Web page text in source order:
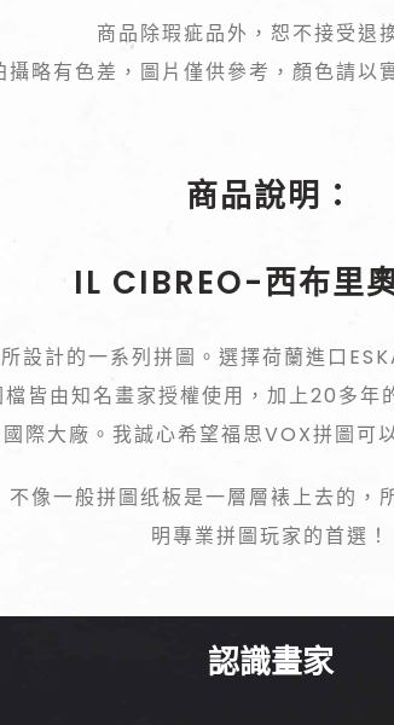
商品除瑕疵品外，恕不接受退
攝略有色差，圖片僅供參考，顏色請以
商品說明：
IL CIBREO-西布里
設計的一系列拼圖。選擇荷蘭進口
皆由知名畫家授權使用，加上20多
際大廠。我誠心希望福思VOX拼圖可
像一般拼圖纸板是一層層裱上去的
明專業拼圖玩家的首選！
認識畫家